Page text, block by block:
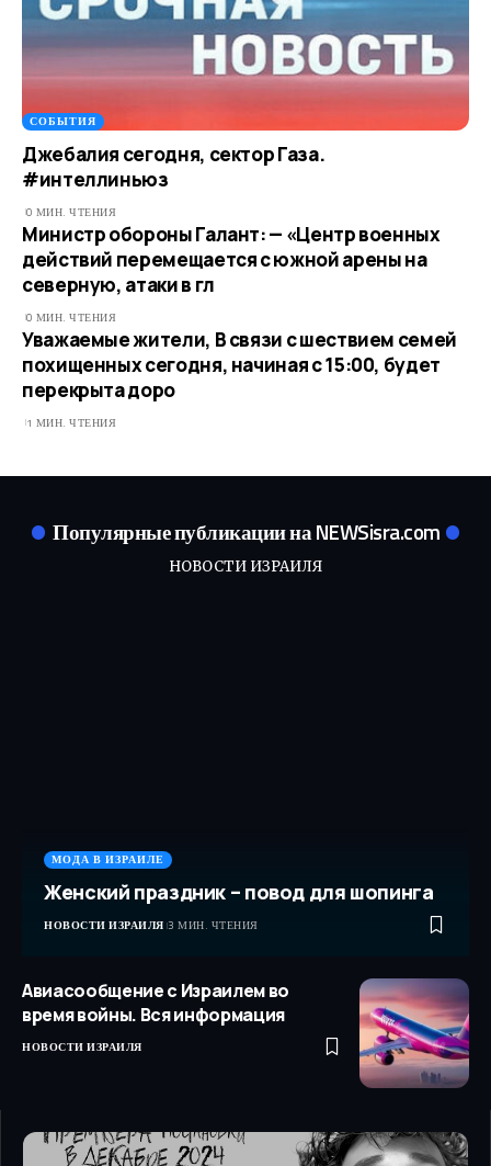
СОБЫТИЯ
Джебалия сегодня, сектор Газа.
#интеллиньюз
0 МИН. ЧТЕНИЯ
Министр обороны Галант: — «Центр военных
действий перемещается с южной арены на
северную, атаки в гл
0 МИН. ЧТЕНИЯ
Уважаемые жители, В связи с шествием семей
похищенных сегодня, начиная с 15:00, будет
перекрыта доро
1 МИН. ЧТЕНИЯ
Популярные публикации на NEWSisra.com
НОВОСТИ ИЗРАИЛЯ
МОДА В ИЗРАИЛЕ
Женский праздник – повод для шопинга
НОВОСТИ ИЗРАИЛЯ 3 МИН. ЧТЕНИЯ
Авиасообщение с Израилем во
время войны. Вся информация
НОВОСТИ ИЗРАИЛЯ